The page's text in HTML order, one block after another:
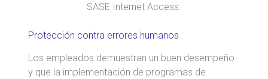
SASE Internet Access.
Protección contra errores humanos
Los empleados demuestran un buen desempeño
y que la implementación de programas de